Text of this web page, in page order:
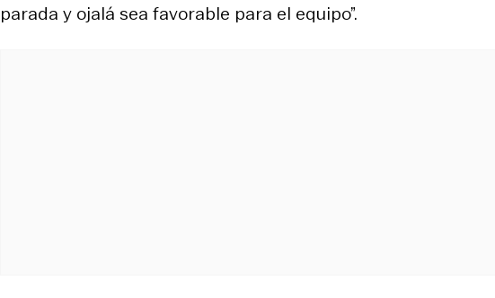
parada y ojalá sea favorable para el equipo”.